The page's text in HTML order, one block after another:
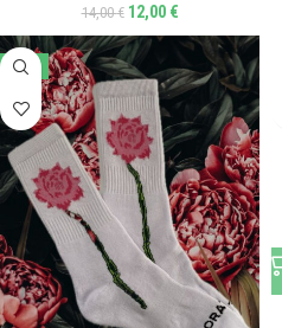
14,00€ 12,00 €
-43%